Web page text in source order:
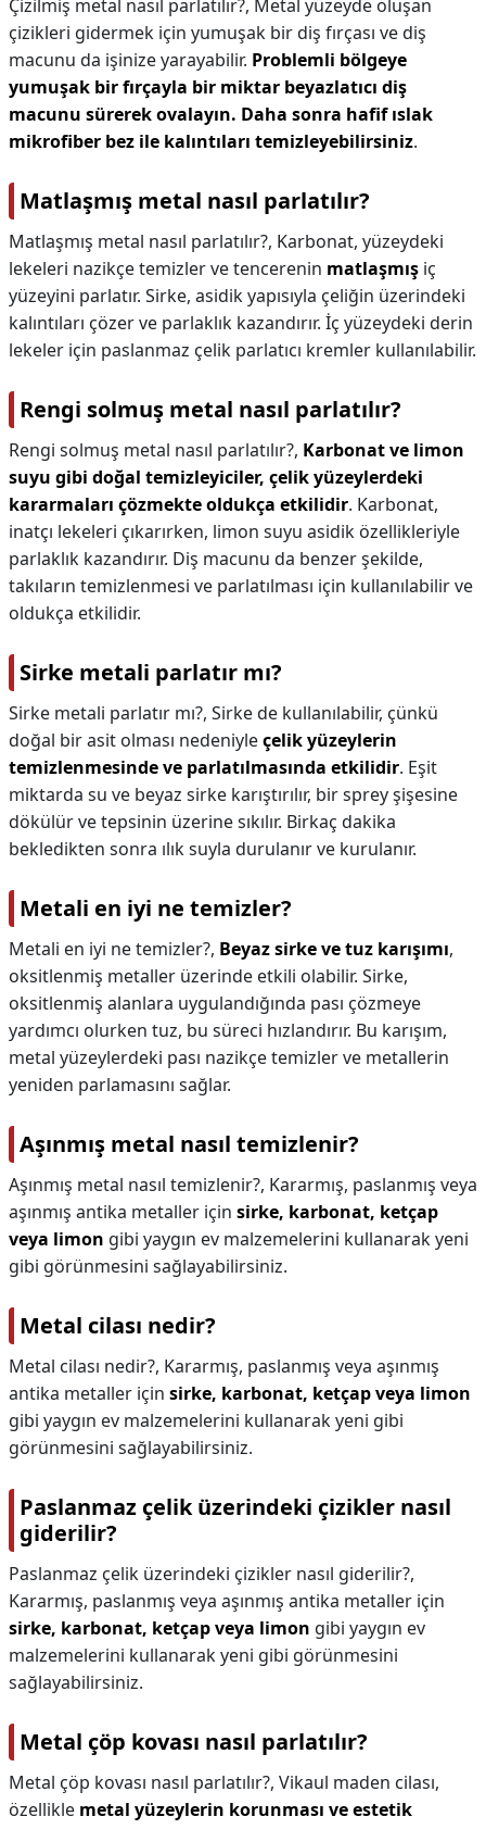
Çizilmiş metal nasıl parlatılır?, Metal yüzeyde oluşan
çizikleri gidermek için yumuşak bir diş fırçası ve diş
macunu da işinize yarayabilir. Problemli bölgeye
yumuşak bir fırçayla bir miktar beyazlatıcı diş
macunu sürerek ovalayın. Daha sonra hafif ıslak
mikrofiber bez ile kalıntıları temizleyebilirsiniz.
Matlaşmış metal nasıl parlatılır?
Matlaşmış metal nasıl parlatılır?, Karbonat, yüzeydeki
lekeleri nazikçe temizler ve tencerenin matlaşmış iç
yüzeyini parlatır. Sirke, asidik yapısıyla çeliğin üzerindeki
kalıntıları çözer ve parlaklık kazandırır. İç yüzeydeki derin
lekeler için paslanmaz çelik parlatıcı kremler kullanılabilir.
Rengi solmuş metal nasıl parlatılır?
Rengi solmuş metal nasıl parlatılır?, Karbonat ve limon
suyu gibi doğal temizleyiciler, çelik yüzeylerdeki
kararmaları çözmekte oldukça etkilidir. Karbonat,
inatçı lekeleri çıkarırken, limon suyu asidik özellikleriyle
parlaklık kazandırır. Diş macunu da benzer şekilde,
takıların temizlenmesi ve parlatılması için kullanılabilir ve
oldukça etkilidir.
Sirke metali parlatır mı?
Sirke metali parlatır mı?, Sirke de kullanılabilir, çünkü
doğal bir asit olması nedeniyleçelik yüzeylerin
temizlenmesinde ve parlatılmasında etkilidir. Eşit
miktarda su ve beyaz sirke karıştırılır, bir sprey şişesine
dökülür ve tepsinin üzerine sıkılır. Birkaç dakika
bekledikten sonra ılık suyla durulanır ve kurulanır.
Metali en iyi ne temizler?
Metali en iyi ne temizler?, Beyaz sirke ve tuz karışımı,
oksitlenmiş metaller üzerinde etkili olabilir. Sirke,
oksitlenmiş alanlara uygulandığında pası çözmeye
yardımcı olurken tuz, bu süreci hızlandırır. Bu karışım,
metal yüzeylerdeki pası nazikçe temizler ve metallerin
yeniden parlamasını sağlar.
Aşınmış metal nasıl temizlenir?
Aşınmış metal nasıl temizlenir?, Kararmış, paslanmış veya
aşınmış antika metaller için sirke, karbonat, ketçap
veya limon gibi yaygın ev malzemelerini kullanarak yeni
gibi görünmesini sağlayabilirsiniz.
Metal cilası nedir?
Metal cilası nedir?, Kararmış, paslanmış veya aşınmış
antika metaller için sirke, karbonat, ketçap veya limon
gibi yaygın ev malzemelerini kullanarak yeni gibi
görünmesini sağlayabilirsiniz.
Paslanmaz çelik üzerindeki çizikler nasıl
giderilir?
Paslanmaz çelik üzerindeki çizikler nasıl giderilir?,
Kararmış, paslanmış veya aşınmış antika metaller için
sirke, karbonat, ketçap veya limon gibi yaygın ev
malzemelerini kullanarak yeni gibi görünmesini
sağlayabilirsiniz.
Metal çöp kovası nasıl parlatılır?
Metal çöp kovası nasıl parlatılır?, Vikaul maden cilası,
özellikle metal yüzeylerin korunması ve estetik